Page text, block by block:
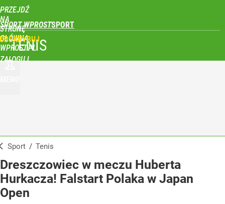
PRZEJDŹ
NA
STRONĘ
GŁÓWNĄ
WPROST.PL
SPORT WPROST
ZALOGUJ
TENIS
Sport / Tenis
Dreszczowiec w meczu Huberta
Hurkacza! Falstart Polaka w Japan
Open